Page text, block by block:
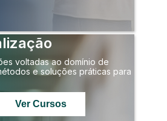
voltadas ao domínio de
e soluções práticas para
Ver Cursos